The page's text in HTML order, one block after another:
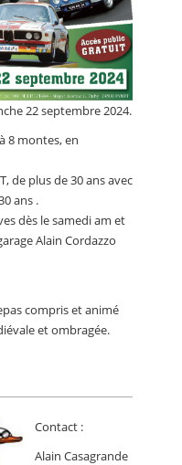
22 septembre 2024.
8 montes, en
de plus de 30 ans avec
ans .
dès le samedi am et
Alain Cordazzo
compris et animé
et ombragée.
Contact :
Alain Casagrande